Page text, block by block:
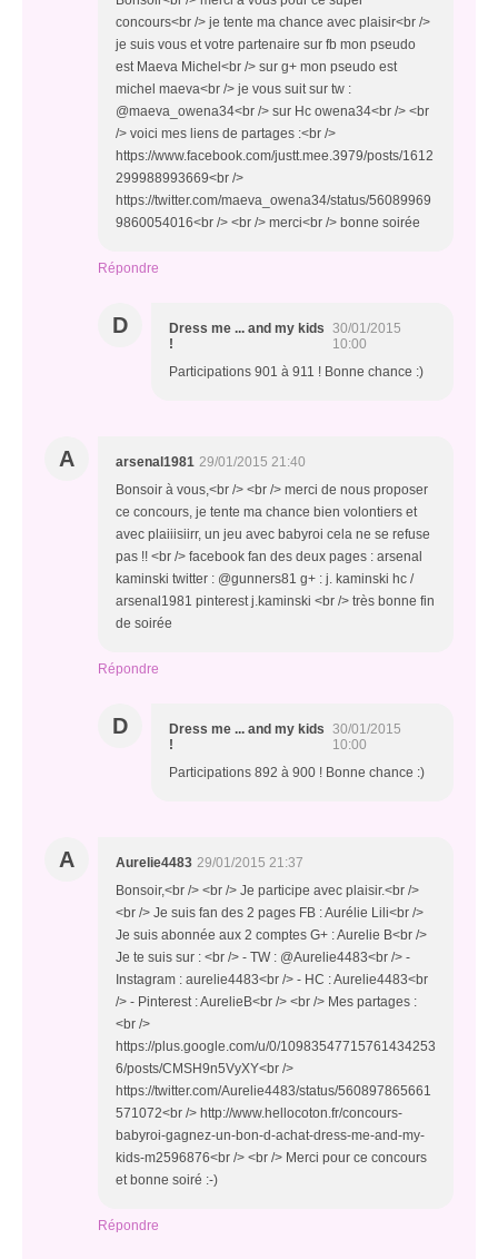
concours<br /> je tente ma chance avec plaisir<br />
je suis vous et votre partenaire sur fb mon pseudo
est Maeva Michel<br /> sur g+ mon pseudo est
michel maeva<br /> je vous suit sur tw :
@maeva_owena34<br /> sur Hc owena34<br /> <br
/> voici mes liens de partages :<br />
https://www.facebook.com/justt.mee.3979/posts/1612
299988993669<br />
https://twitter.com/maeva_owena34/status/56089969
9860054016<br /> <br /> merci<br /> bonne soirée
Répondre
D
Dress me ... and my kids
!
30/01/2015
10:00
Participations 901 à 911 ! Bonne chance :)
A arsenal1981 29/01/2015 21:40
Bonsoir à vous,<br /> <br /> merci de nous proposer
ce concours, je tente ma chance bien volontiers et
avec plaiiisiirr, un jeu avec babyroi cela ne se refuse
pas !! <br /> facebook fan des deux pages : arsenal
kaminski twitter : @gunners81 g+ : j. kaminski hc /
arsenal1981 pinterest j.kaminski <br /> très bonne fin
de soirée
Répondre
D
Dress me ... and my kids
!
30/01/2015
10:00
Participations 892 à 900 ! Bonne chance :)
A Aurelie4483 29/01/2015 21:37
Bonsoir,<br /> <br /> Je participe avec plaisir.<br />
<br /> Je suis fan des 2 pages FB : Aurélie Lili<br />
Je suis abonnée aux 2 comptes G+ : Aurelie B<br />
Je te suis sur : <br /> - TW : @Aurelie4483<br /> -
Instagram : aurelie4483<br /> - HC : Aurelie4483<br
/> - Pinterest : AurelieB<br /> <br /> Mes partages :
<br />
https://plus.google.com/u/0/10983547715761434253
6/posts/CMSH9n5VyXY<br />
https://twitter.com/Aurelie4483/status/560897865661
571072<br /> http://www.hellocoton.fr/concours-
babyroi-gagnez-un-bon-d-achat-dress-me-and-my-
kids-m2596876<br /> <br /> Merci pour ce concours
et bonne soiré :-)
Répondre